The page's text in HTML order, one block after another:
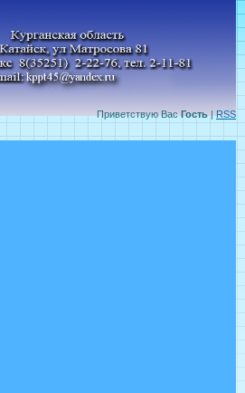
Приветствую Вас Гость|RSS